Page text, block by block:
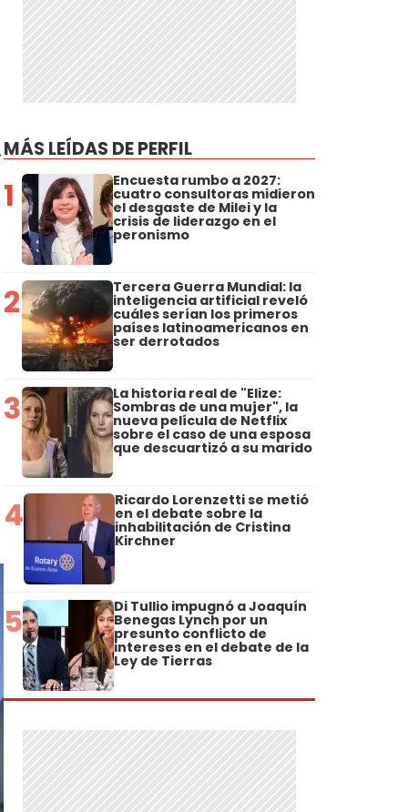
MÁS LEÍDAS DE PERFIL
1 Encuesta rumbo a 2027:
cuatro consultoras midieron
el desgaste de Milei y la
crisis de liderazgo en el
peronismo
2 Tercera Guerra Mundial: la
inteligencia artificial reveló
cuáles serían los primeros
países latinoamericanos en
ser derrotados
3 La historia real de "Elize:
Sombras de una mujer", la
nueva película de Netflix
sobre el caso de una esposa
que descuartizó a su marido
4 Ricardo Lorenzetti se metió
en el debate sobre la
inhabilitación de Cristina
Kirchner
5 Di Tullio impugnó a Joaquín
Benegas Lynch por un
presunto conflicto de
intereses en el debate de la
Ley de Tierras